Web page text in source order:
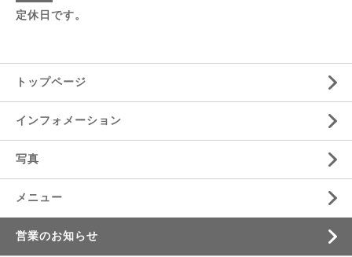
定休日です。
トップページ
インフォメーション
写真
メニュー
営業のお知らせ